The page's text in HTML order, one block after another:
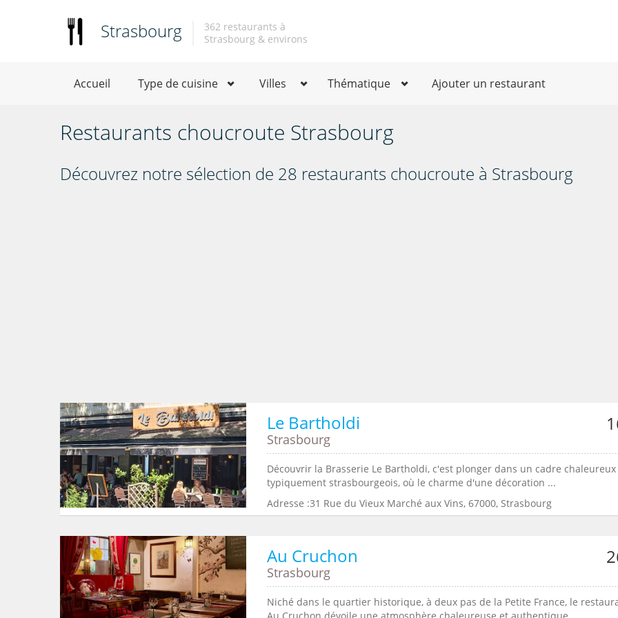
Strasbourg
362 restaurants à
Strasbourg & environs
Accueil Type de cuisine Villes Thématique Ajouter un restaurant
Restaurants choucroute Strasbourg
Découvrez notre sélection de 28 restaurants choucroute à Strasbourg
Le Bartholdi
Strasbourg
Découvrir la Brasserie Le Bartholdi, c'est plonger dans un cadre
typiquement strasbourgeois, où le charme d'une décoration ...
Adresse :31 Rue du Vieux Marché aux Vins, 67000, Strasbourg
Au Cruchon
Strasbourg
Niché dans le quartier historique, à deux pas de la Petite France, le